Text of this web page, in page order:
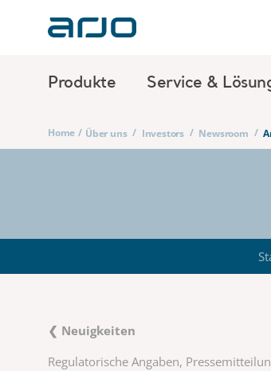
Produkte Service &
Home / Über uns / Investors / Newsroom /
❮ Neuigkeiten
Regulatorische Angaben,